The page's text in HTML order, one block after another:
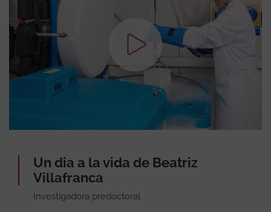
Un dia a la vida de Beatriz
Villafranca
Investigadora predoctoral